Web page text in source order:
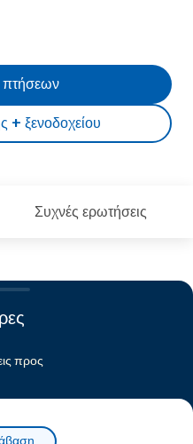
+ ξενοδοχείου
πτήσεων
Συχνές ερωτήσεις
προς